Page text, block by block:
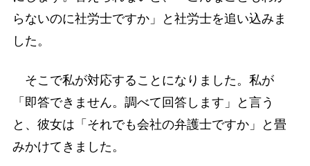
らないのに社労士ですか」と社労士を追い込みま
した。
そこで私が対応することになりました。私が
「即答できません。調べて回答します」と言う
と、彼女は「それでも会社の弁護士ですか」と畳
みかけてきました。